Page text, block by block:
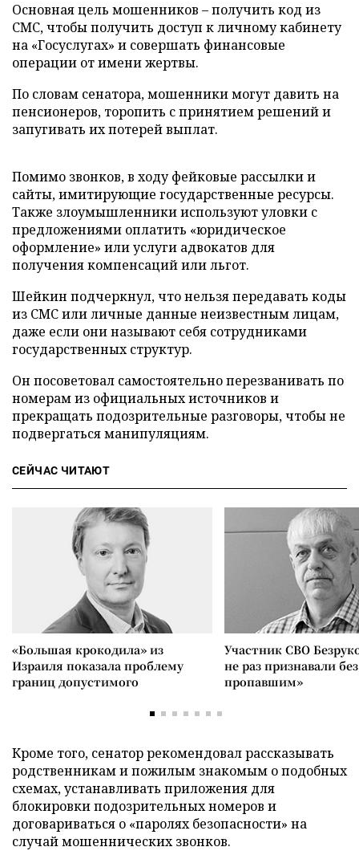
Основная цель мошенников – получить код из
СМС, чтобы получить доступ к личному кабинету
на «Госуслугах» и совершать финансовые
операции от имени жертвы.
По словам сенатора, мошенники могут давить на
пенсионеров, торопить с принятием решений и
запугивать их потерей выплат.
Помимо звонков, в ходу фейковые рассылки и
сайты, имитирующие государственные ресурсы.
Также злоумышленники используют уловки с
предложениями оплатить «юридическое
оформление» или услуги адвокатов для
получения компенсаций или льгот.
Шейкин подчеркнул, что нельзя передавать коды
из СМС или личные данные неизвестным лицам,
даже если они называют себя сотрудниками
государственных структур.
Он посоветовал самостоятельно перезванивать по
номерам из официальных источников и
прекращать подозрительные разговоры, чтобы не
подвергаться манипуляциям.
СЕЙЧАС ЧИТАЮТ
«Большая крокодила» из
Израиля показала проблему
границ допустимого
Участник СВО
не раз признавали
пропавшим»
Кроме того, сенатор рекомендовал рассказывать
родственникам и пожилым знакомым о подобных
схемах, устанавливать приложения для
блокировки подозрительных номеров и
договариваться о «паролях безопасности» на
случай мошеннических звонков.